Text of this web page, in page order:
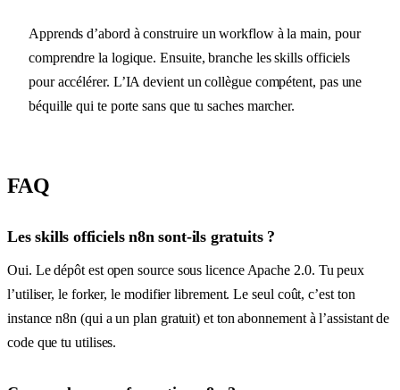
Apprends d’abord à construire un workflow à la main, pour
comprendre la logique. Ensuite, branche les skills officiels
pour accélérer. L’IA devient un collègue compétent, pas une
béquille qui te porte sans que tu saches marcher.
FAQ
Les skills officiels n8n sont-ils gratuits ?
Oui. Le dépôt est open source sous licence Apache 2.0. Tu peux
l’utiliser, le forker, le modifier librement. Le seul coût, c’est ton
instance n8n (qui a un plan gratuit) et ton abonnement à l’assistant de
code que tu utilises.